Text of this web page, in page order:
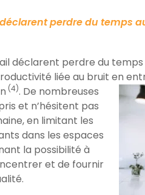
perdre du temps
déclarent perdre du
liée au bruit en
(4). De nombreuses
et n’hésitent pas
en limitant les
dans les espaces
la possibilité à
et de fournir